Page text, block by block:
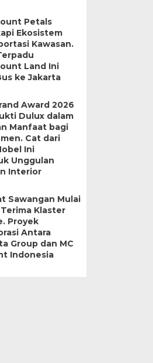
Petals
Ekosistem
Kawasan.
Land Ini
ke Jakarta
Award 2026
Dulux dalam
Manfaat bagi
Cat dari
Ini
Unggulan
Interior
Sawangan Mulai
Klaster
Proyek
Antara
Group dan MC
Indonesia